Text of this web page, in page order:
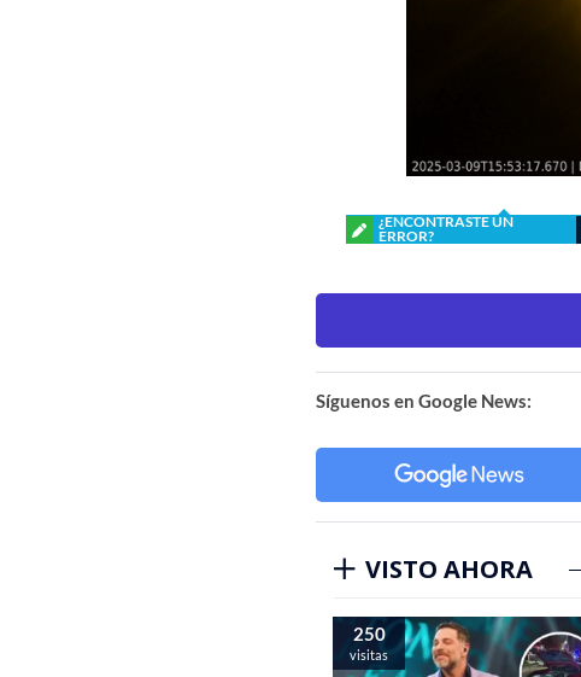
¿ENCONTRASTE UN
ERROR?
Síguenos en Google News:
VISTO AHORA
250
visitas